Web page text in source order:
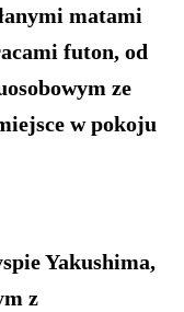
matami
futon, od
ze
w pokoju
Yakushima,
z